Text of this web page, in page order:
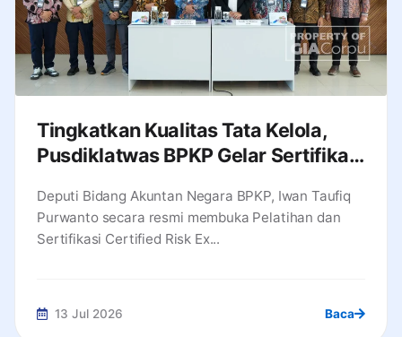
Tingkatkan Kualitas Tata Kelola,
Pusdiklatwas BPKP Gelar Sertifikasi
Komisaris BUMN/BUMD
Deputi Bidang Akuntan Negara BPKP, Iwan Taufiq
Purwanto secara resmi membuka Pelatihan dan
Sertifikasi Certified Risk Ex...
13 Jul 2026 Baca